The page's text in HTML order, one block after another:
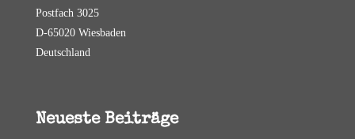
Postfach 3025
D-65020 Wiesbaden
Deutschland
Neueste Beiträge